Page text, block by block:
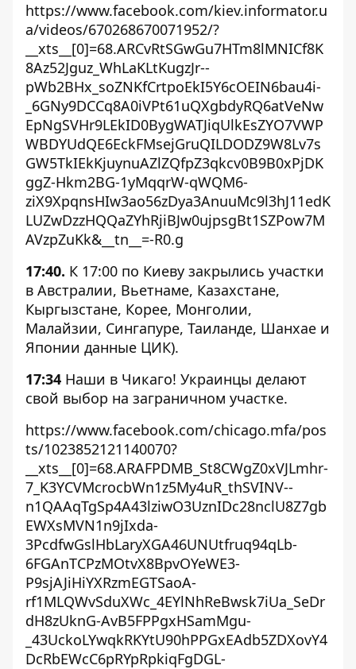
https://www.facebook.com/kiev.informator.u
a/videos/670268670071952/?
__xts__[0]=68.ARCvRtSGwGu7HTm8lMNICf8K
8Az52Jguz_WhLaKLtKugzJr--
pWb2BHx_soZNKfCrtpoEkI5Y6cOEIN6bau4i-
_6GNy9DCCq8A0iVPt61uQXgbdyRQ6atVeNw
EpNgSVHr9LEkID0BygWATJiqUlkEsZYO7VWP
WBDYUdQE6EckFMsejGruQILDODZ9W8Lv7s
GW5TkIEkKjuynuAZlZQfpZ3qkcv0B9B0xPjDK
ggZ-Hkm2BG-1yMqqrW-qWQM6-
ziX9XpqnsHIw3ao56zDya3AnuuMc9l3hJ11edK
LUZwDzzHQQaZYhRjiBJw0ujpsgBt1SZPow7M
AVzpZuKk&__tn__=-R0.g
17:40. К 17:00 по Киеву закрылись участки
в Австралии, Вьетнаме, Казахстане,
Кыргызстане, Корее, Монголии,
Малайзии, Сингапуре, Таиланде, Шанхае и
Японии данные ЦИК).
17:34 Наши в Чикаго! Украинцы делают
свой выбор на заграничном участке.
https://www.facebook.com/chicago.mfa/pos
ts/1023852121140070?
__xts__[0]=68.ARAFPDMB_St8CWgZ0xVJLmhr-
7_K3YCVMcrocbWn1z5My4uR_thSVINV--
n1QAAqTgSp4A43lziwO3UznIDc28nclU8Z7gb
EWXsMVN1n9jIxda-
3PcdfwGslHbLaryXGA46UNUtfruq94qLb-
6FGAnTCPzMOtvX8BpvOYeWE3-
P9sjAJiHiYXRzmEGTSaoA-
rf1MLQWvSduXWc_4EYlNhReBwsk7iUa_SeDr
dH8zUknG-AvB5FPPgxHSamMgu-
_43UckoLYwqkRKYtU90hPPGxEAdb5ZDXovY4
DcRbEWcC6pRYpRpkiqFgDGL-